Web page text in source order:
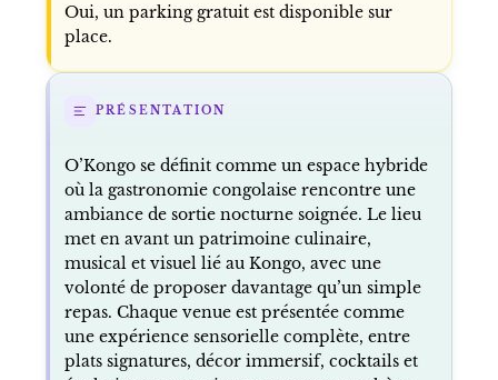
Oui, un parking gratuit est disponible sur
place.
PRÉSENTATION
O’Kongo se définit comme un espace hybride
où la gastronomie congolaise rencontre une
ambiance de sortie nocturne soignée. Le lieu
met en avant un patrimoine culinaire,
musical et visuel lié au Kongo, avec une
volonté de proposer davantage qu’un simple
repas. Chaque venue est présentée comme
une expérience sensorielle complète, entre
plats signatures, décor immersif, cocktails et